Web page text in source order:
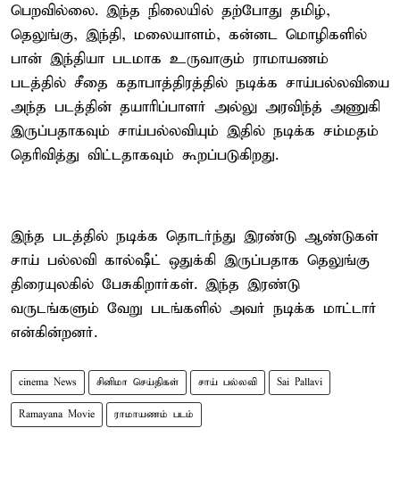
பெறவில்லை. இந்த நிலையில் தற்போது தமிழ்,
தெலுங்கு, இந்தி, மலையாளம், கன்னட மொழிகளில்
பான் இந்தியா படமாக உருவாகும் ராமாயணம்
படத்தில் சீதை கதாபாத்திரத்தில் நடிக்க சாய்பல்லவியை
அந்த படத்தின் தயாரிப்பாளர் அல்லு அரவிந்த் அணுகி
இருப்பதாகவும் சாய்பல்லவியும் இதில் நடிக்க சம்மதம்
தெரிவித்து விட்டதாகவும் கூறப்படுகிறது.
இந்த படத்தில் நடிக்க தொடர்ந்து இரண்டு ஆண்டுகள்
சாய் பல்லவி கால்ஷீட் ஒதுக்கி இருப்பதாக தெலுங்கு
திரையுலகில் பேசுகிறார்கள். இந்த இரண்டு
வருடங்களும் வேறு படங்களில் அவர் நடிக்க மாட்டார்
என்கின்றனர்.
cinema News சினிமா செய்திகள் சாய் பல்லவி Sai Pallavi
Ramayana Movie ராமாயணம் படம்